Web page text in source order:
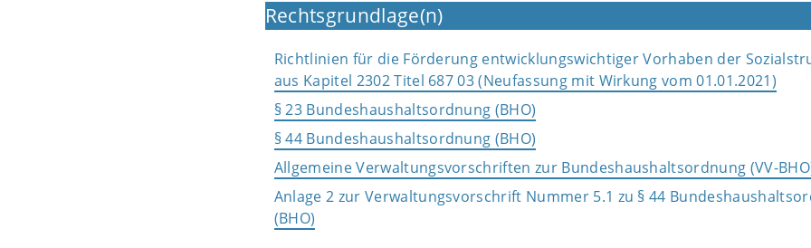
Rechtsgrundlage(n)
Richtlinien für die Förderung entwicklungswichtiger Vorhaben der
aus Kapitel 2302 Titel 687 03 (Neufassung mit Wirkung vom 01.01.2021)
§ 23 Bundeshaushaltsordnung (BHO)
§ 44 Bundeshaushaltsordnung (BHO)
Allgemeine Verwaltungsvorschriften zur Bundeshaushaltsordnung (VV-
Anlage 2 zur Verwaltungsvorschrift Nummer 5.1 zu § 44
(BHO)